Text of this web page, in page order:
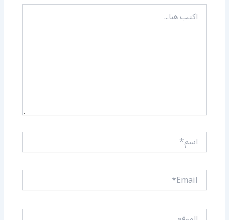
اكتب
هنا...
اسم*
Email*
الموقع